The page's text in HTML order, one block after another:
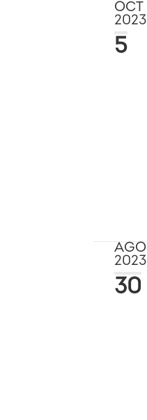
OCT
2023
5
AGO
2023
30